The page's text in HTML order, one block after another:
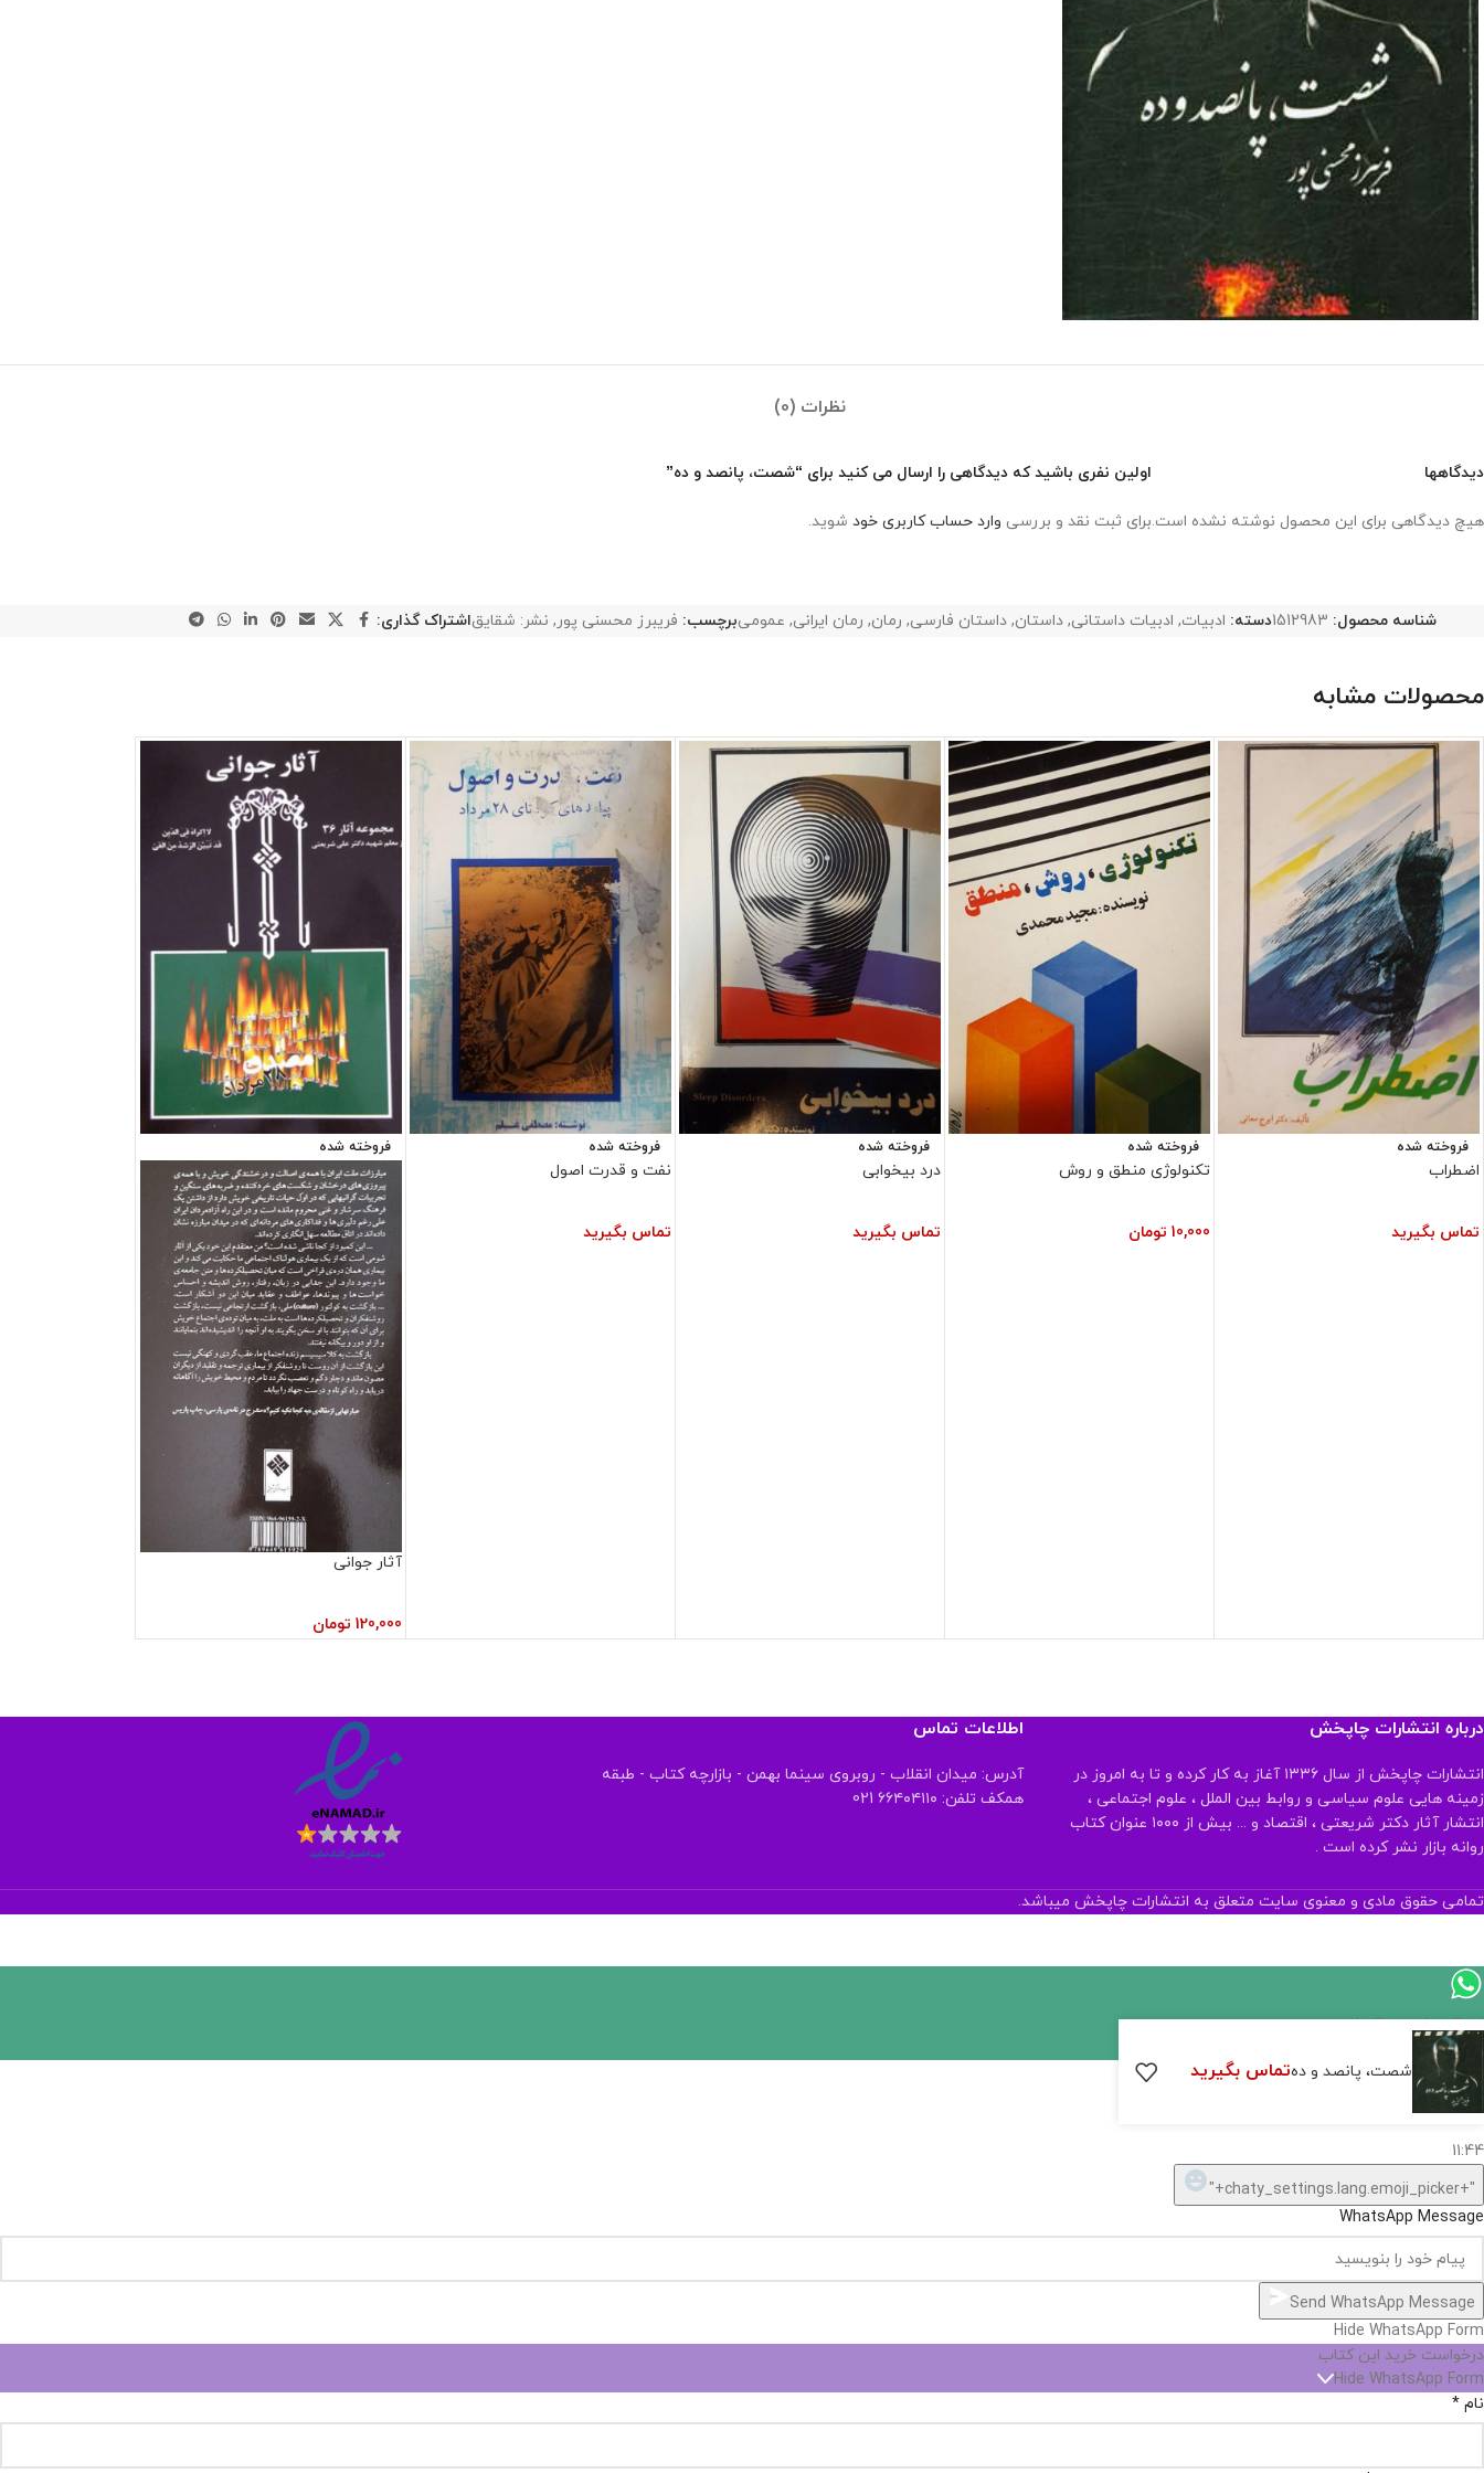
نظرات (0)
دیدگاهها
هیچ دیدگاهی برای این محصول نوشته نشده است.
اولین نفری باشید که دیدگاهی را ارسال می کنید برای “شصت، پانصد و ده”
برای ثبت نقد و بررسی وارد حساب کاربری خود شوید.
شناسه محصول: 1512983دسته: ادبیات, ادبیات داستانی, داستان, داستان فارسی, رمان, رمان ایرانی, عمومیبرچسب: فریبرز محسنی پور , نشر: شقایقاشتراک گذاری:
محصولات مشابه
فروخته شده
اضطراب
تماس بگیرید
فروخته شده
تکنولوژی منطق و روش
10,000 تومان
فروخته شده
درد بیخوابی
تماس بگیرید
فروخته شده
نفت و قدرت اصول
تماس بگیرید
فروخته شده
آثار جوانی
120,000 تومان
درباره انتشارات چاپخش
انتشارات چاپخش از سال ۱۳۳۶ آغاز به کار کرده و تا به امروز در
زمینه هایی علوم سیاسی و روابط بین الملل ، علوم اجتماعی ،
انتشار آثار دکتر شریعتی ، اقتصاد و ... بیش از ۱۰۰۰ عنوان کتاب
روانه بازار نشر کرده است .
اطلاعات تماس
آدرس: میدان انقلاب - روبروی سینما بهمن - بازارچه کتاب - طبقه
همکف تلفن: ۶۶۴۰۴۱۱۰ 021
تمامی حقوق مادی و معنوی سایت متعلق به انتشارات چاپخش میباشد.
شصت، پانصد و دهتماس بگیرید
ارسال پیام در واتساپ
کارشناس فروش
سلام, چطور میتونم کمکتون کنم؟
11:44
"+chaty_settings.lang.emoji_picker+"
WhatsApp Message
Send WhatsApp Message
Hide WhatsApp Form
درخواست خرید این کتاب
Hide WhatsApp Form
نام *